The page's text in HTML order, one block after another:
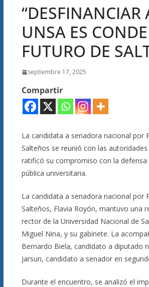
“DESFINANCIAR
UNSA ES
FUTURO DE
septiembre 17, 2025
Compartir
La candidata a senadora nacional por
Salteños se reunió con las autoridades
ratificó su compromiso con la defensa
pública universitaria.
La candidata a senadora nacional por
Salteños, Flavia Royón, mantuvo una
rector de la Universidad Nacional de
Miguel Nina, y su gabinete. La
Bernardo Biela, candidato a diputado
Jarsun, candidato a senador en
Durante el encuentro, se analizó el